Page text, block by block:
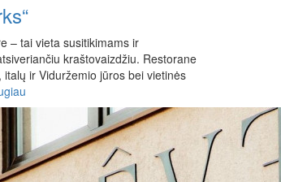
– tai vieta susitikimams ir
kraštovaizdžiu. Restorane
ir Viduržemio jūros bei vietinės